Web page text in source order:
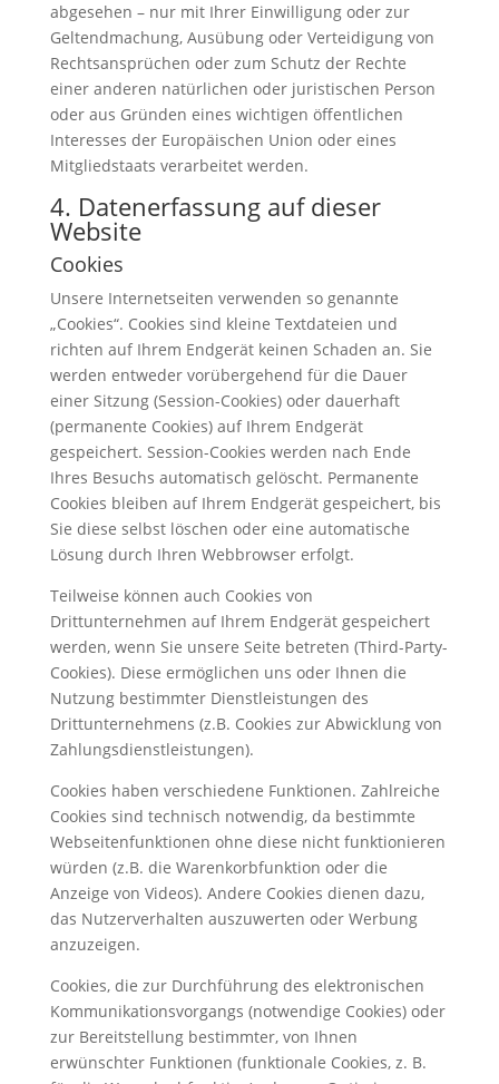
abgesehen – nur mit Ihrer Einwilligung oder zur
Geltendmachung, Ausübung oder Verteidigung von
Rechtsansprüchen oder zum Schutz der Rechte
einer anderen natürlichen oder juristischen Person
oder aus Gründen eines wichtigen öffentlichen
Interesses der Europäischen Union oder eines
Mitgliedstaats verarbeitet werden.
4. Datenerfassung auf dieser
Website
Cookies
Unsere Internetseiten verwenden so genannte
„Cookies“. Cookies sind kleine Textdateien und
richten auf Ihrem Endgerät keinen Schaden an. Sie
werden entweder vorübergehend für die Dauer
einer Sitzung (Session-Cookies) oder dauerhaft
(permanente Cookies) auf Ihrem Endgerät
gespeichert. Session-Cookies werden nach Ende
Ihres Besuchs automatisch gelöscht. Permanente
Cookies bleiben auf Ihrem Endgerät gespeichert, bis
Sie diese selbst löschen oder eine automatische
Lösung durch Ihren Webbrowser erfolgt.
Teilweise können auch Cookies von
Drittunternehmen auf Ihrem Endgerät gespeichert
werden, wenn Sie unsere Seite betreten (Third-Party-
Cookies). Diese ermöglichen uns oder Ihnen die
Nutzung bestimmter Dienstleistungen des
Drittunternehmens (z.B. Cookies zur Abwicklung von
Zahlungsdienstleistungen).
Cookies haben verschiedene Funktionen. Zahlreiche
Cookies sind technisch notwendig, da bestimmte
Webseitenfunktionen ohne diese nicht funktionieren
würden (z.B. die Warenkorbfunktion oder die
Anzeige von Videos). Andere Cookies dienen dazu,
das Nutzerverhalten auszuwerten oder Werbung
anzuzeigen.
Cookies, die zur Durchführung des elektronischen
Kommunikationsvorgangs (notwendige Cookies) oder
zur Bereitstellung bestimmter, von Ihnen
erwünschter Funktionen (funktionale Cookies, z. B.